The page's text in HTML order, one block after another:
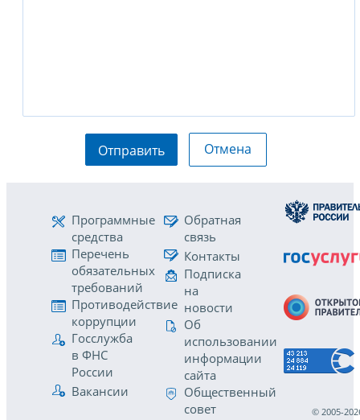
Отправить Отмена
Программные
средства
Перечень
обязательных
требований
Противодействие
коррупции
Госслужба
в ФНС
России
Вакансии
Обратная
связь
Контакты
Подписка
на
новости
Об
использовании
информации
сайта
Общественный
совет
© 2005-